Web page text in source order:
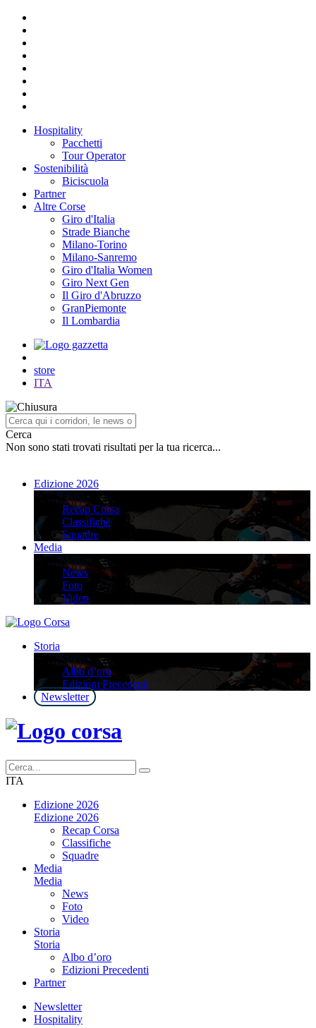
Hospitality
Pacchetti
Tour Operator
Sostenibilità
Biciscuola
Partner
Altre Corse
Giro d'Italia
Strade Bianche
Milano-Torino
Milano-Sanremo
Giro d'Italia Women
Giro Next Gen
Il Giro d'Abruzzo
GranPiemonte
Il Lombardia
store
ITA
Cerca
Non sono stati trovati risultati per la tua ricerca...
Edizione 2026
Edizione 2026
Recap Corsa
Classifiche
Squadre
Media
Media
News
Foto
Video
Storia
Storia
Albo d’oro
Edizioni Precedenti
Newsletter
ITA
Edizione 2026
Edizione 2026
Recap Corsa
Classifiche
Squadre
Media
Media
News
Foto
Video
Storia
Storia
Albo d’oro
Edizioni Precedenti
Partner
Newsletter
Hospitality